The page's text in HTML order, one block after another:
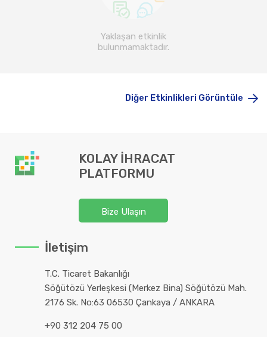
Yaklaşan etkinlik
bulunmamaktadır.
Diğer Etkinlikleri Görüntüle
KOLAY İHRACAT
PLATFORMU
Bize Ulaşın
İletişim
T.C. Ticaret Bakanlığı
Söğütözü Yerleşkesi (Merkez Bina) Söğütözü Mah.
2176 Sk. No:63 06530 Çankaya / ANKARA
+90 312 204 75 00